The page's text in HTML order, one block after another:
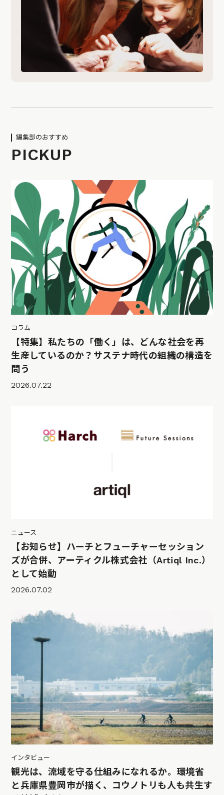
編集部のおすすめ
PICKUP
コラム
【特集】私たちの「働く」は、どんな社会を再
生産しているのか？サステナ時代の組織の構造を
問う
2026.07.22
ニュース
【お知らせ】ハーチとフューチャーセッション
ズが合併、アーティクル株式会社（Artiql Inc.）
として始動
2026.07.02
インタビュー
観光は、流域を守る仕組みになれるか。環境省
と兵庫県豊岡市が描く、コウノトリも人も共生す